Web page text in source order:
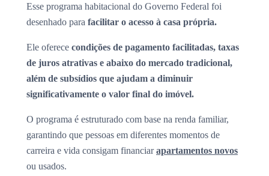
Esse programa habitacional do Governo Federal foi
desenhado para facilitar o acesso à casa própria.
Ele oferece condições de pagamento facilitadas, taxas
de juros atrativas e abaixo do mercado tradicional,
além de subsídios que ajudam a diminuir
significativamente o valor final do imóvel.
O programa é estruturado com base na renda familiar,
garantindo que pessoas em diferentes momentos de
carreira e vida consigam financiarapartamentos novos
ou usados.